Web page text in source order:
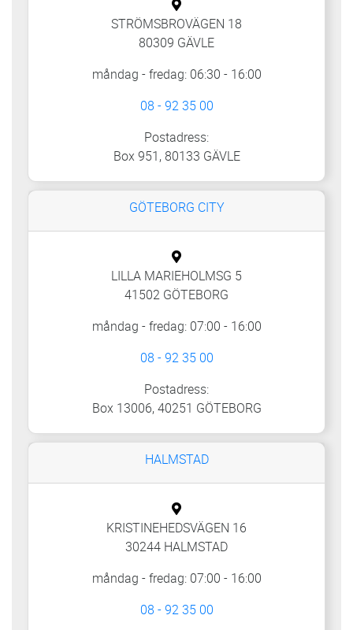
STRÖMSBROVÄGEN 18
80309 GÄVLE
måndag - fredag: 06:30 - 16:00
08 - 92 35 00
Postadress:
Box 951, 80133 GÄVLE
GÖTEBORG CITY
LILLA MARIEHOLMSG 5
41502 GÖTEBORG
måndag - fredag: 07:00 - 16:00
08 - 92 35 00
Postadress:
Box 13006, 40251 GÖTEBORG
HALMSTAD
KRISTINEHEDSVÄGEN 16
30244 HALMSTAD
måndag - fredag: 07:00 - 16:00
08 - 92 35 00